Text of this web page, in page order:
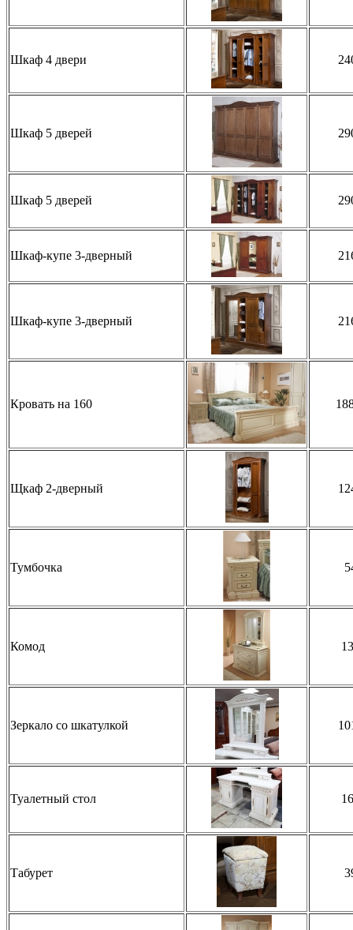
Шкаф 4 двери
Шкаф 5 дверей
Шкаф 5 дверей
Шкаф-купе 3-дверный
Шкаф-купе 3-дверный
Кровать на 160
Щкаф 2-дверный
Тумбочка
Комод
Зеркало со шкатулкой
Туалетный стол
Табурет